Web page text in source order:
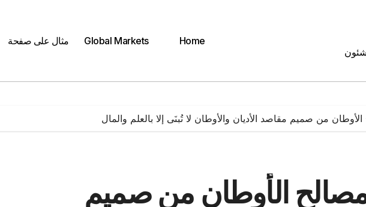
Home
Global Markets مثال على صفحة
من صميم مقاصد الأديان والأوطان لا تُبنَى إلا بالعلم والمال
مصالح الأوطان من صميم